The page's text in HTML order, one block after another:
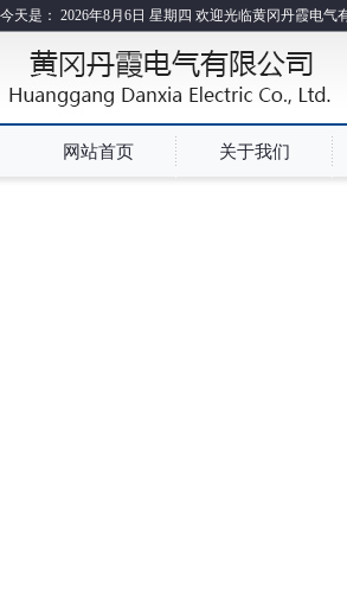
今天是： 2026年8月6日 星期四 欢迎光临黄冈丹霞电气
网站首页 关于我们